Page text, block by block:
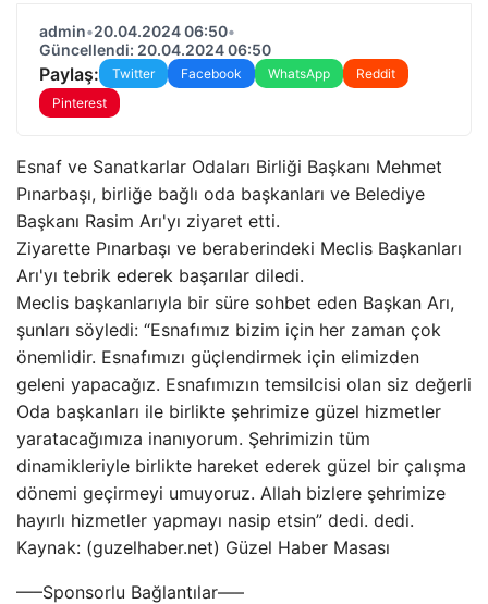
admin•20.04.2024 06:50•
Güncellendi: 20.04.2024 06:50
Paylaş: Twitter Facebook WhatsApp
Reddit
Pinterest
Esnaf ve Sanatkarlar Odaları Birliği Başkanı Mehmet
Pınarbaşı, birliğe bağlı oda başkanları ve Belediye
Başkanı Rasim Arı'yı ​​ziyaret etti.
Ziyarette Pınarbaşı ve beraberindeki Meclis Başkanları
Arı'yı ​​tebrik ederek başarılar diledi.
Meclis başkanlarıyla bir süre sohbet eden Başkan Arı,
şunları söyledi: “Esnafımız bizim için her zaman çok
önemlidir. Esnafımızı güçlendirmek için elimizden
geleni yapacağız. Esnafımızın temsilcisi olan siz değerli
Oda başkanları ile birlikte şehrimize güzel hizmetler
yaratacağımıza inanıyorum. Şehrimizin tüm
dinamikleriyle birlikte hareket ederek güzel bir çalışma
dönemi geçirmeyi umuyoruz. Allah bizlere şehrimize
hayırlı hizmetler yapmayı nasip etsin” dedi. dedi.
Kaynak: (guzelhaber.net) Güzel Haber Masası
—–Sponsorlu Bağlantılar—–